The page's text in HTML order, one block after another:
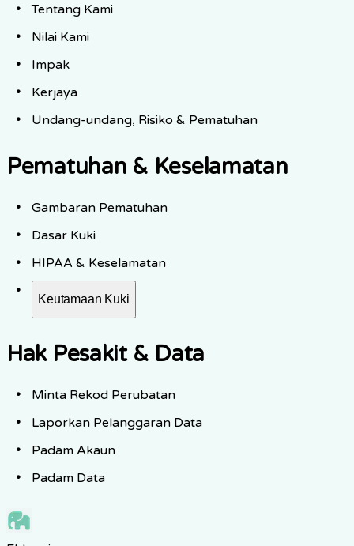
Tentang Kami
Nilai Kami
Impak
Kerjaya
Undang-undang, Risiko & Pematuhan
Pematuhan & Keselamatan
Gambaran Pematuhan
Dasar Kuki
HIPAA & Keselamatan
Keutamaan Kuki
Hak Pesakit & Data
Minta Rekod Perubatan
Laporkan Pelanggaran Data
Padam Akaun
Padam Data